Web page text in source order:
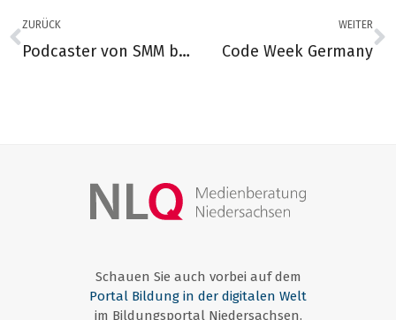
ZURÜCK
Podcaster von SMM beim Forum Medienethik 2024
WEITER
Code Week Germany
Schauen Sie auch vorbei auf dem
Portal Bildung in der digitalen Welt
im Bildungsportal Niedersachsen.